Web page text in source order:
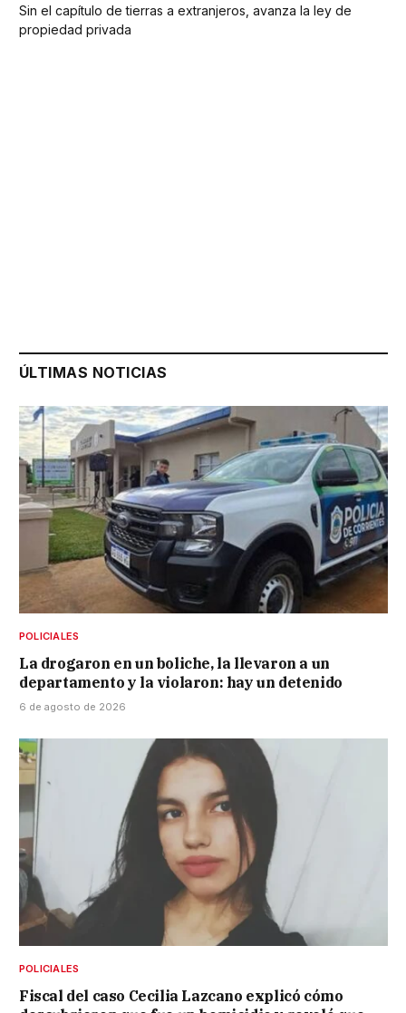
Sin el capítulo de tierras a extranjeros, avanza la ley de
propiedad privada
ÚLTIMAS NOTICIAS
POLICIALES
La drogaron en un boliche, la llevaron a un
departamento y la violaron: hay un detenido
6 de agosto de 2026
POLICIALES
Fiscal del caso Cecilia Lazcano explicó cómo